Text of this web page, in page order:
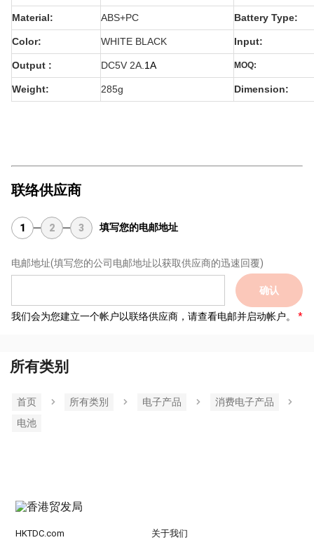
Material: ABS+PC Battery Type:
Color: WHITE BLACK Input:
Output : DC5V 2A. 1A MOQ:
Weight: 285g Dimension:
联络供应商
1 2 3 填写您的电邮地址
电邮地址(填写您的公司电邮地址以获取供应商的迅速回覆)
确认
我们会为您建立一个帐户以联络供应商，请查看电邮并启动帐户。
所有类别
首页 所有类別 电子产品
消费电子产品
电池
HKTDC.com 关于我们